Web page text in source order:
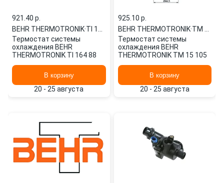
921.40 p.
BEHR THERMOTRONIK·
Термостат системы
охлаждения BEHR
THERMOTRONIK TI 164 88
В корзину
20 - 25 августа
925.10 p.
BEHR THERMOTRONIK·
Термостат системы
охлаждения BEHR
THERMOTRONIK TM 15 105
В корзину
20 - 25 августа